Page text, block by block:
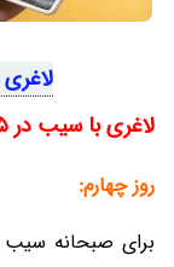
لاغری با سیب در 5 روز چگونه است؟
روز چهارم:
برای صبحانه